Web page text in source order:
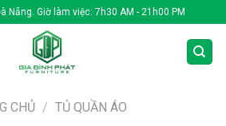
Nẵng. Giờ làm việc: 7h30 AM - 21h00 PM
CHỦ / TỦ QUẦN ÁO